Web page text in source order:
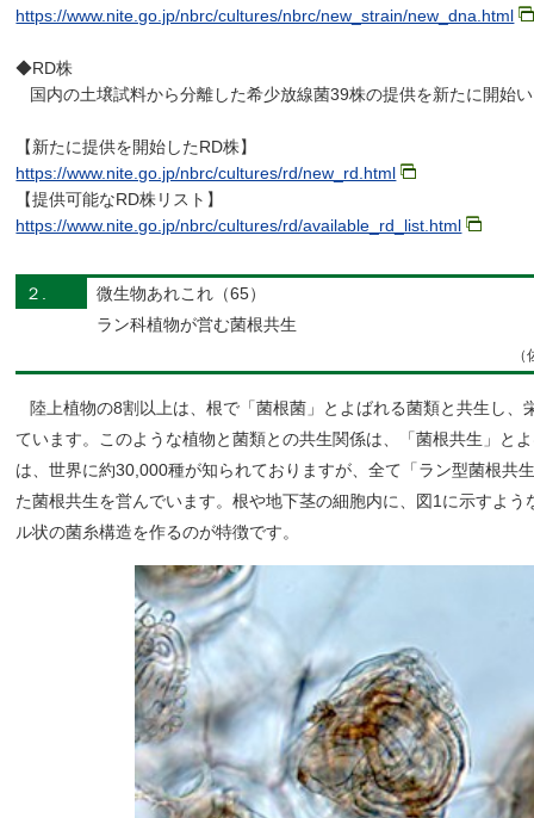
https://www.nite.go.jp/nbrc/cultures/nbrc/new_strain/new_dna.html
◆RD株
国内の土壌試料から分離した希少放線菌39株の提供を新たに開始
【新たに提供を開始したRD株】
https://www.nite.go.jp/nbrc/cultures/rd/new_rd.html
【提供可能なRD株リスト】
https://www.nite.go.jp/nbrc/cultures/rd/available_rd_list.html
２.
微生物あれこれ（65）
ラン科植物が営む菌根共生
（
陸上植物の8割以上は、根で「菌根菌」とよばれる菌類と共生し、
ています。このような植物と菌類との共生関係は、「菌根共生」と
は、世界に約30,000種が知られておりますが、全て「ラン型菌根共
た菌根共生を営んでいます。根や地下茎の細胞内に、図1に示すよう
ル状の菌糸構造を作るのが特徴です。